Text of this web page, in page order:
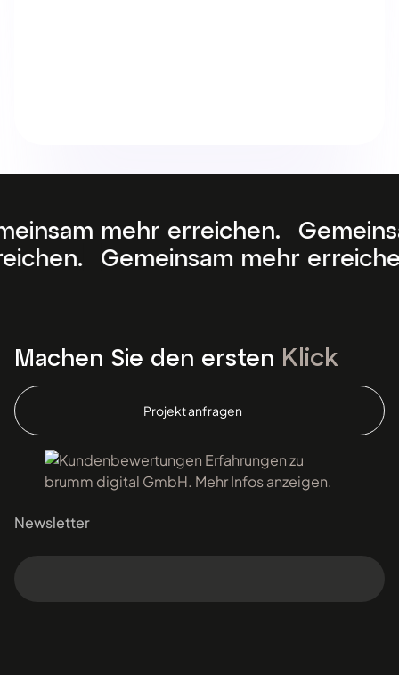
Gemeinsam mehr
mehr erreichen.
Machen Sie den ersten Klick
Projekt anfragen
Newsletter